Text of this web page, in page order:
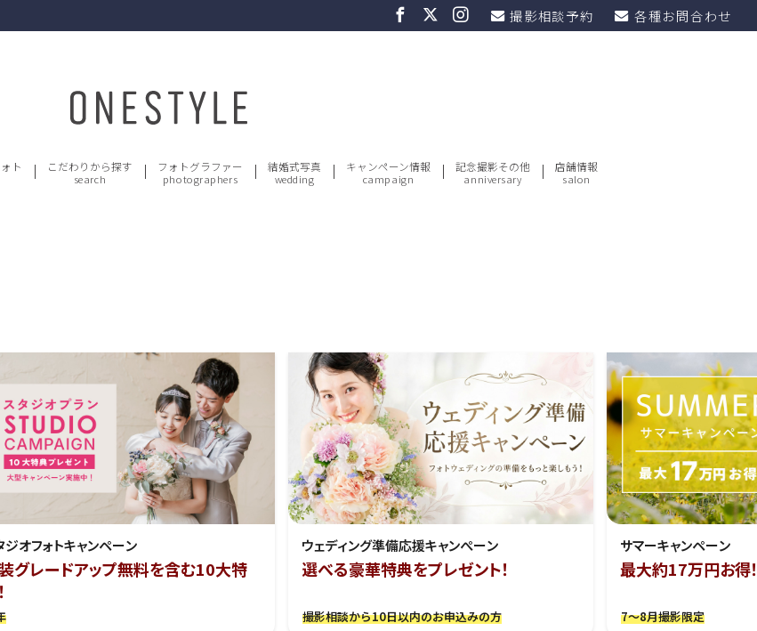
撮影相談予約 各種お問合わせ
ト こだわりから探す
search
フォトグラファー
photographers
結婚式写真
wedding
キャンペーン情報
campaign
記念撮影その他
anniversary
店舗情報
salon
ジオフォトキャンペーン
グレードアップ無料を含む10大特
ウェディング準備応援キャンぺーン
選べる豪華特典をプレゼント！
撮影相談から10日以内のお申込みの方
サマーキャンペーン
最大約17万円お得
7～8月撮影限定